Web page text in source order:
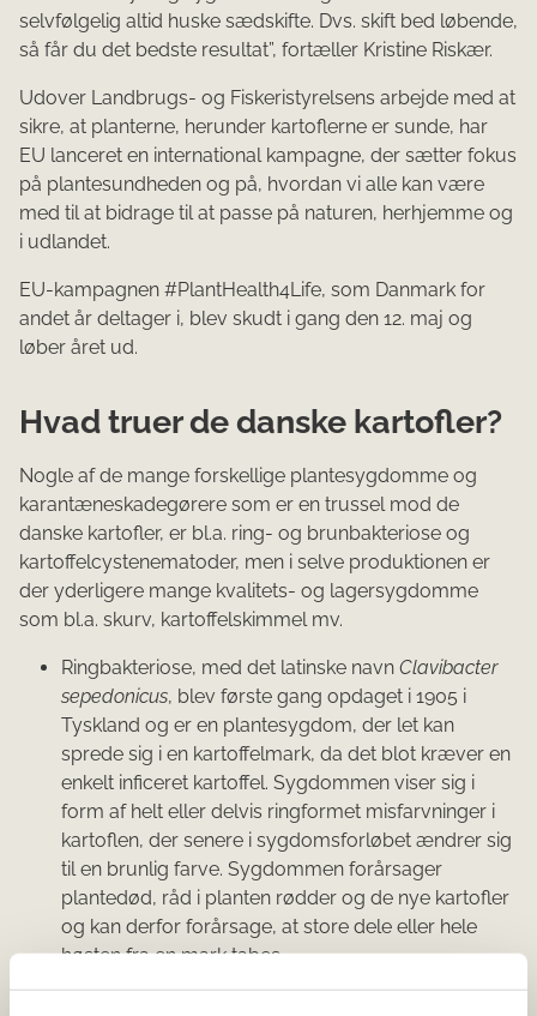
selvfølgelig altid huske sædskifte. Dvs. skift bed løbende,
så får du det bedste resultat”, fortæller Kristine Riskær.
Udover Landbrugs- og Fiskeristyrelsens arbejde med at
sikre, at planterne, herunder kartoflerne er sunde, har
EU lanceret en international kampagne, der sætter fokus
på plantesundheden og på, hvordan vi alle kan være
med til at bidrage til at passe på naturen, herhjemme og
i udlandet.
EU-kampagnen #PlantHealth4Life, som Danmark for
andet år deltager i, blev skudt i gang den 12. maj og
løber året ud.
Hvad truer de danske kartofler?
Nogle af de mange forskellige plantesygdomme og
karantæneskadegørere som er en trussel mod de
danske kartofler, er bl.a. ring- og brunbakteriose og
kartoffelcystenematoder, men i selve produktionen er
der yderligere mange kvalitets- og lagersygdomme
som bl.a. skurv, kartoffelskimmel mv.
Ringbakteriose, med det latinske navn Clavibacter
sepedonicus, blev første gang opdaget i 1905 i
Tyskland og er en plantesygdom, der let kan
sprede sig i en kartoffelmark, da det blot kræver en
enkelt inficeret kartoffel. Sygdommen viser sig i
form af helt eller delvis ringformet misfarvninger i
kartoflen, der senere i sygdomsforløbet ændrer sig
til en brunlig farve. Sygdommen forårsager
plantedød, råd i planten rødder og de nye kartofler
og kan derfor forårsage, at store dele eller hele
høsten fra en mark tabes.
Kartoffelcystenematoder, med det latinske navn